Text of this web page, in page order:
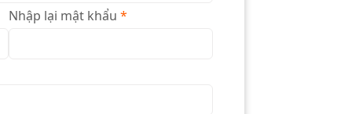
Nhập lại mật khẩu*